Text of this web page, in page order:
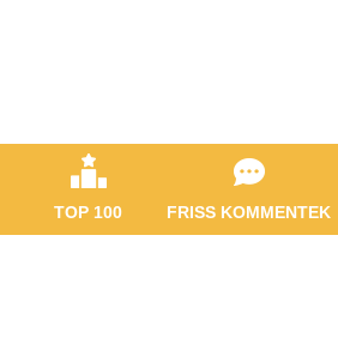
TOP 100 FRISS KOMMENTEK